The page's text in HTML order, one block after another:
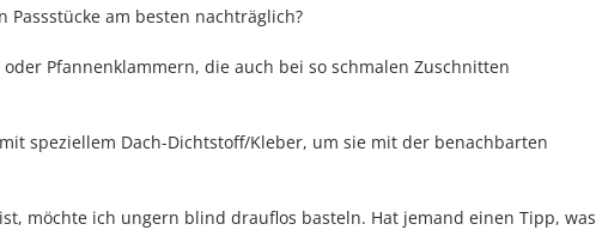
Passstücke am besten nachträglich?
Pfannenklammern, die auch bei so schmalen Zuschnitten
speziellem Dach-Dichtstoff/Kleber, um sie mit der benachbarten
möchte ich ungern blind drauflos basteln. Hat jemand einen Tipp, was